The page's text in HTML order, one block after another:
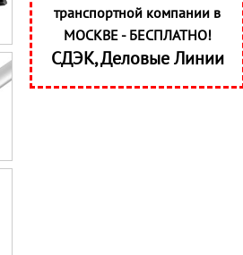
транспортной компании в
МОСКВЕ - БЕСПЛАТНО!
СДЭК, Деловые Линии